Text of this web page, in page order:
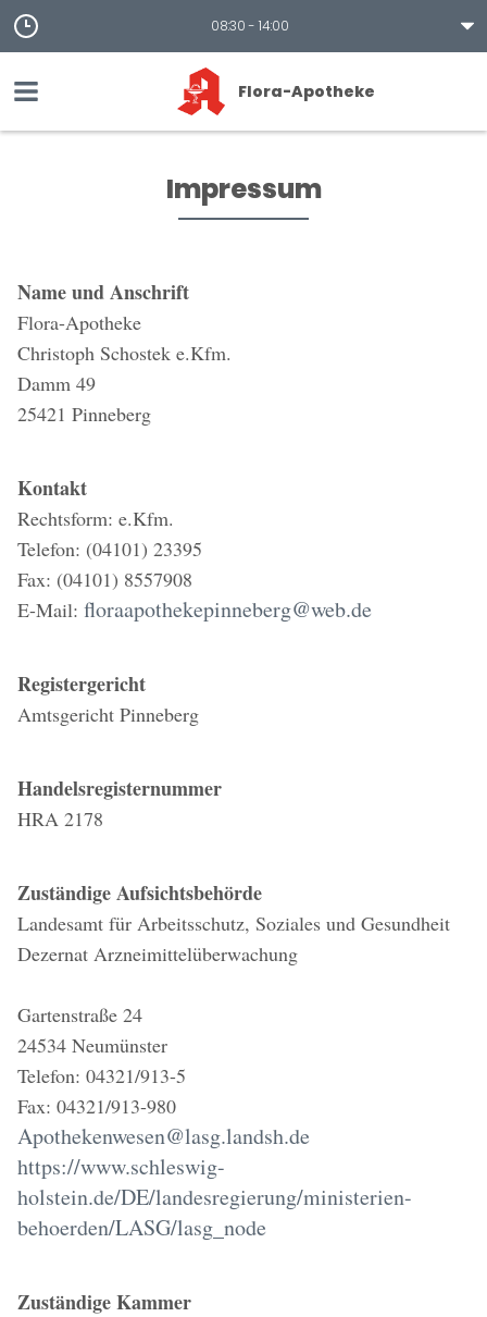
08:30 - 14:00
Flora-Apotheke
Impressum
Name und Anschrift
Flora-Apotheke
Christoph Schostek e.Kfm.
Damm 49
25421 Pinneberg
Kontakt
Rechtsform: e.Kfm.
Telefon: (04101) 23395
Fax: (04101) 8557908
E-Mail: floraapothekepinneberg@web.de
Registergericht
Amtsgericht Pinneberg
Handelsregisternummer
HRA 2178
Zuständige Aufsichtsbehörde
Landesamt für Arbeitsschutz, Soziales und Gesundheit
Dezernat Arzneimittelüberwachung
Gartenstraße 24
24534 Neumünster
Telefon: 04321/913-5
Fax: 04321/913-980
Apothekenwesen@lasg.landsh.de
https://www.schleswig-
holstein.de/DE/landesregierung/ministerien-
behoerden/LASG/lasg_node
Zuständige Kammer